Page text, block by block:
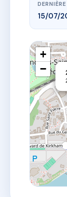
15/07/
+
−